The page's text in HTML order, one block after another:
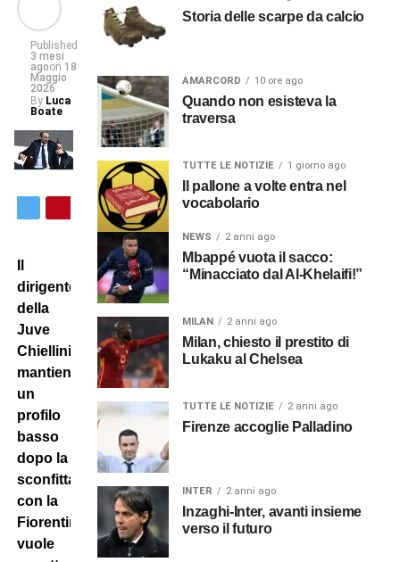
Published
3 mesi
agoon 18
Maggio
2026
By Luca
Boate
dirigente
della
Juve
Chiellini
mantiene
un
profilo
basso
dopo la
sconfitta
con la
Fiorentina,
vuole
Storia delle scarpe da calcio
AMARCORD 10 ore ago
Quando non esisteva la
traversa
TUTTE LE NOTIZIE 1 giorno ago
Il pallone a volte entra nel
vocabolario
NEWS 2 anni ago
Mbappé vuota il sacco:
“Minacciato dal Al-Khelaifi!”
MILAN 2 anni ago
Milan, chiesto il prestito di
Lukaku al Chelsea
TUTTE LE NOTIZIE 2 anni ago
Firenze accoglie Palladino
INTER 2 anni ago
Inzaghi-Inter, avanti insieme
verso il futuro